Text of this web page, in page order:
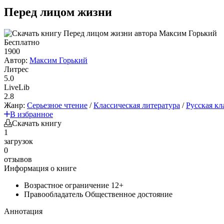
Перед лицом жизни
Бесплатно
1900
Автор: Максим Горький
Литрес
5.0
LiveLib
2.8
Жанр: Серьезное чтение /Классическая литература /Русская
В избранное
Скачать книгу
1
загрузок
0
отзывов
Информация о книге
Возрастное ограничение 12+
Правообладатель Общественное достояние
Аннотация